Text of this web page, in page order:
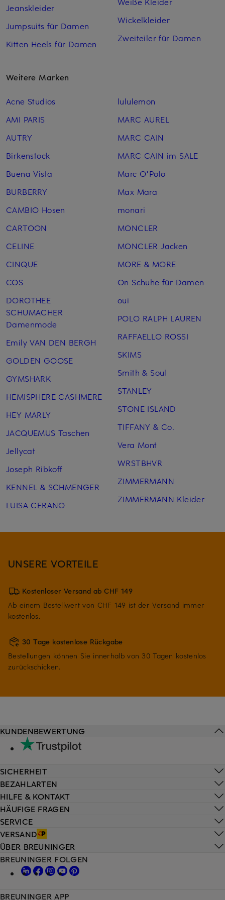
Jeanskleider
Jumpsuits für Damen
Kitten Heels für Damen
Wickelkleider
Zweiteiler für Damen
Weitere Marken
Acne Studios
AMI PARIS
AUTRY
Birkenstock
Buena Vista
BURBERRY
CAMBIO Hosen
CARTOON
CELINE
CINQUE
COS
DOROTHEE
SCHUMACHER
Damenmode
Emily VAN DEN BERGH
GOLDEN GOOSE
GYMSHARK
HEMISPHERE CASHMERE
HEY MARLY
JACQUEMUS Taschen
Jellycat
Joseph Ribkoff
KENNEL & SCHMENGER
LUISA CERANO
lululemon
MARC AUREL
MARC CAIN
MARC CAIN im SALE
Marc O'Polo
Max Mara
monari
MONCLER
MONCLER Jacken
MORE & MORE
On Schuhe für Damen
oui
POLO RALPH LAUREN
RAFFAELLO ROSSI
SKIMS
Smith & Soul
STANLEY
STONE ISLAND
TIFFANY & Co.
Vera Mont
WRSTBHVR
ZIMMERMANN
ZIMMERMANN Kleider
UNSERE VORTEILE
Kostenloser Versand ab CHF 149
Ab einem Bestellwert von CHF 149 ist der Versand immer
kostenlos.
30 Tage kostenlose Rückgabe
Bestellungen können Sie innerhalb von 30 Tagen kostenlos
zurückschicken.
HILFE & KONTAKT
HÄUFIGE FRAGEN
SERVICE
VERSAND
KUNDENBEWERTUNG
SICHERHEIT
BEZAHLARTEN
ÜBER BREUNINGER
BREUNINGER FOLGEN
BREUNINGER APP